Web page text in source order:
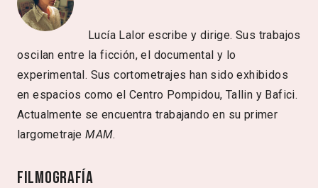
Lucía Lalor escribe y dirige. Sus trabajos
oscilan entre la ficción, el documental y lo
experimental. Sus cortometrajes han sido exhibidos
en espacios como el Centro Pompidou, Tallin y Bafici.
Actualmente se encuentra trabajando en su primer
largometrajeMAM.
Filmografía